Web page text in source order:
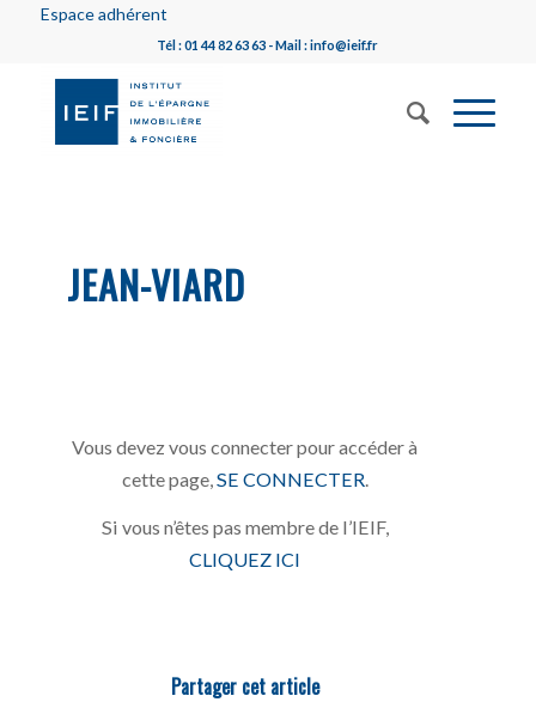
Espace adhérent
Tél : 01 44 82 63 63 - Mail : info@ieif.fr
JEAN-VIARD
Vous devez vous connecter pour accéder à
cette page, SE CONNECTER
Si vous n’êtes pas membre de l’IEIF,
CLIQUEZ ICI
Partager cet article